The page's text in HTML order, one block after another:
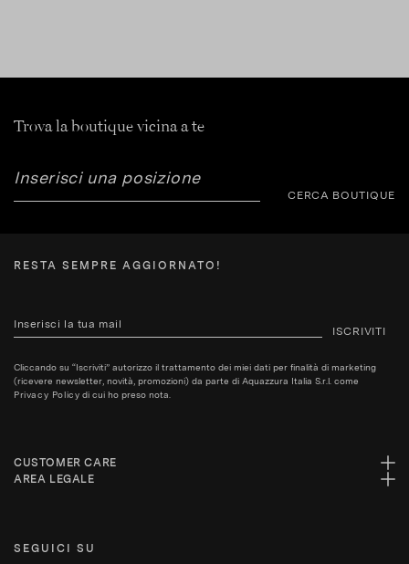
Trova la boutique vicina a te
CERCA BOUTIQUE
RESTA SEMPRE AGGIORNATO!
ISCRIVITI
Cliccando su “Iscriviti” autorizzo il trattamento dei miei dati per finalità di marketing
(ricevere newsletter, novità, promozioni) da parte di Aquazzura Italia S.r.l. come
Privacy Policy di cui ho preso nota.
CUSTOMER CARE
AREA LEGALE
SEGUICI SU